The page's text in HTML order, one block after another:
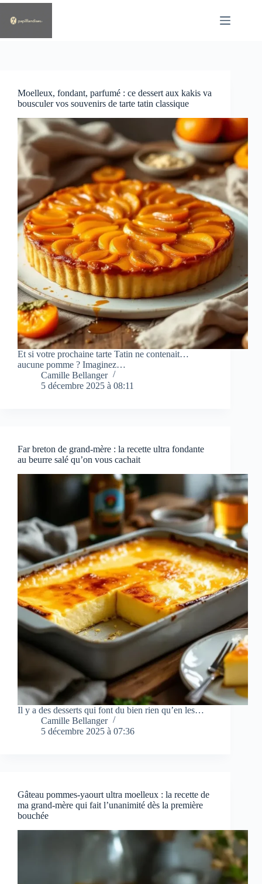
Passer
contenu
Moelleux, fondant, parfumé : ce dessert aux kakis va
bousculer vos souvenirs de tarte tatin classique
Et si votre prochaine tarte Tatin ne contenait…
aucune pomme ? Imaginez…
Camille Bellanger
5 décembre 2025 à 08:11
Far breton de grand-mère : la recette ultra fondante
au beurre salé qu’on vous cachait
Il y a des desserts qui font du bien rien qu’en les…
Camille Bellanger
5 décembre 2025 à 07:36
Gâteau pommes-yaourt ultra moelleux : la recette de
ma grand-mère qui fait l’unanimité dès la première
bouchée